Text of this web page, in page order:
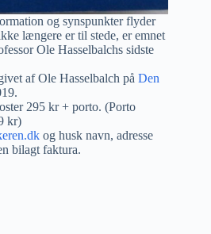
og synspunkter flyder
længere er til stede, er emnet
Ole Hasselbalchs sidste
af Ole Hasselbalch på Den
295 kr + porto. (Porto
kr)
og husk navn, adresse
bilagt faktura.